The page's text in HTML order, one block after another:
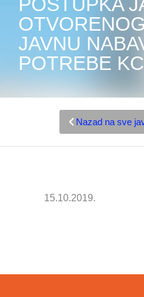
JAVNU
POTREBE
Nazad na sve
15.10.2019.